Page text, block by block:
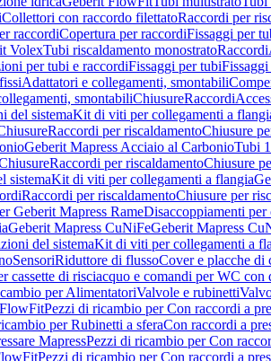
Collettori con raccordo filettatoRaccordi per
raccordiCopertura per raccordiFissaggi per
VolexTubi riscaldamento monostratoRaccordi
per tubi e raccordiFissaggi per tubi
Adattatori e collegamenti, smontabili
smontabiliChiusureRaccordi
del sistemaKit di viti per collegamenti a
Raccordi per riscaldamentoChiusure
Geberit Mapress Acciaio al CarbonioTubi
Raccordi per riscaldamentoChiusure
sistemaKit di viti per collegamenti a flangia
Raccordi per riscaldamentoChiusure per
Geberit Mapress RameDisaccoppiamenti per
Geberit Mapress CuNiFeGeberit Mapress
del sistemaKit di viti per collegamenti a
SensoriRiduttore di flussoCover e placche di
cassette di risciacquo e comandi per WC
per AlimentatoriValvole e rubinetti
Pezzi di ricambio per Con raccordi a
per Rubinetti a sferaCon raccordi a
MapressPezzi di ricambio per Con
Pezzi di ricambio per Con raccordi a